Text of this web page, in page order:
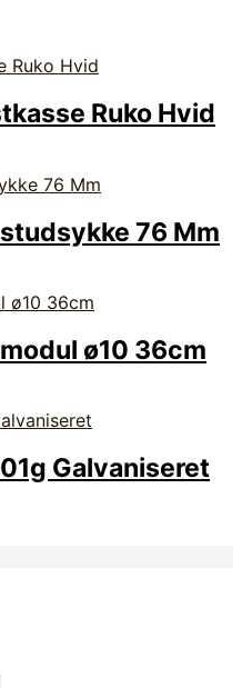
Ruko Hvid
76 Mm
ø10 36cm
Galvaniseret